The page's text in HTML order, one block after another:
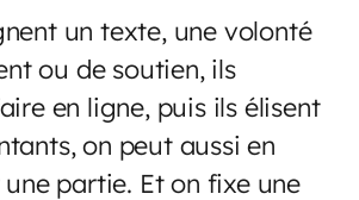
un texte, une volonté
ou de soutien, ils
en ligne, puis ils élisent
on peut aussi en
partie. Et on fixe une